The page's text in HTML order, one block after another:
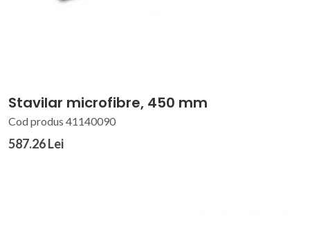
Stavilar microfibre, 450 mm
Cod produs 41140090
587.26 Lei